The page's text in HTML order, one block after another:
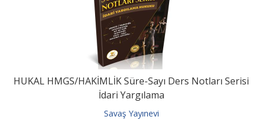
HUKAL HMGS/HAKİMLİK Süre-Sayı Ders Notları Serisi
İdari Yargılama
Savaş Yayınevi